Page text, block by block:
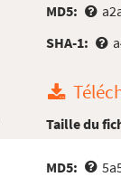
MD5:
SHA-1:
Taille du
MD5: